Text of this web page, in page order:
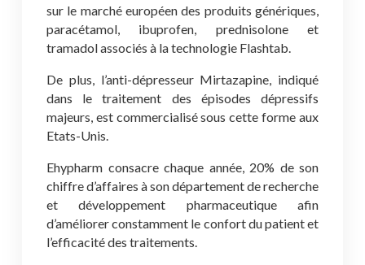
sur le marché européen des produits génériques,
paracétamol, ibuprofen, prednisolone et
tramadol associés à la technologie Flashtab.
De plus, l’anti-dépresseur Mirtazapine, indiqué
dans le traitement des épisodes dépressifs
majeurs, est commercialisé sous cette forme aux
Etats-Unis.
Ehypharm consacre chaque année, 20% de son
chiffre d’affaires à son département de recherche
et développement pharmaceutique afin
d’améliorer constamment le confort du patient et
l’efficacité des traitements.